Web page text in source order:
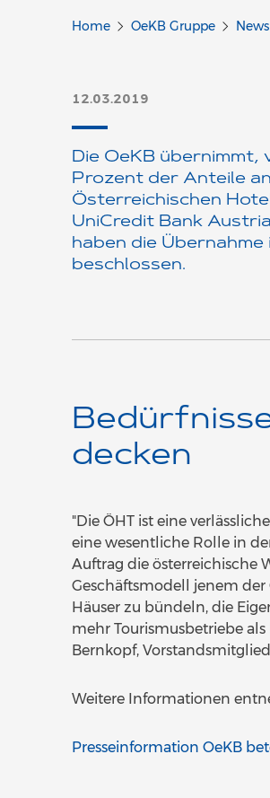
Home OeKB Gruppe News
12.03.2019
Die OeKB
Prozent der Anteile
Österreichischen
UniCredit Bank
haben die
beschlossen.
decken
"Die ÖHT ist eine
eine wesentliche Rolle in
Auftrag die österreichische
Geschäftsmodell jenem
Häuser zu bündeln, die
mehr Tourismusbetriebe
Bernkopf,
Weitere Informationen
Presseinformation OeKB